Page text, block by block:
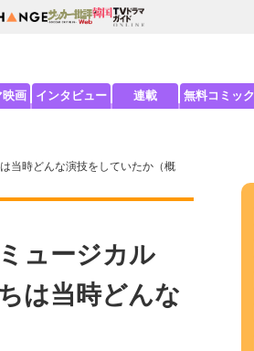
映画 インタビュー 連載 無料コミック
当時どんな演技をしていたか（概
ュージカル
は当時どんな